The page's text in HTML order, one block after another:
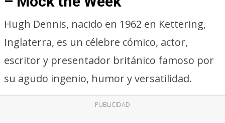
Hugh Dennis, nacido en 1962 en Kettering,
Inglaterra, es un célebre cómico, actor,
escritor y presentador británico famoso por
su agudo ingenio, humor y versatilidad.
PUBLICIDAD